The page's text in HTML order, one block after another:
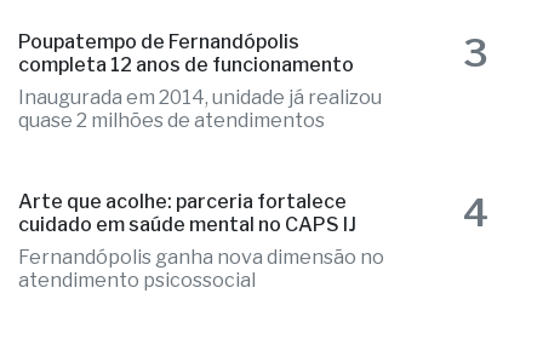
Poupatempo de Fernandópolis
completa 12 anos de funcionamento
Inaugurada em 2014, unidade já realizou
quase 2 milhões de atendimentos
3
Arte que acolhe: parceria fortalece
cuidado em saúde mental no CAPS IJ
Fernandópolis ganha nova dimensão no
atendimento psicossocial
4